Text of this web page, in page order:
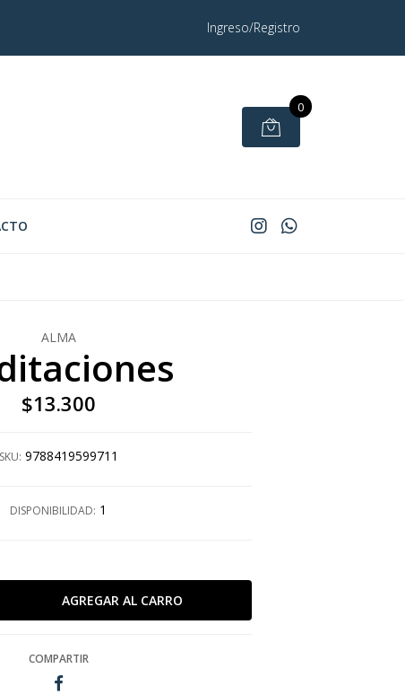
Ingreso/Registro
0
ALMA
$13.300
SKU: 9788419599711
DISPONIBILIDAD: 1
COMPARTIR